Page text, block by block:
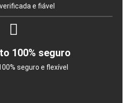
e fiável
100% seguro
seguro e flexível